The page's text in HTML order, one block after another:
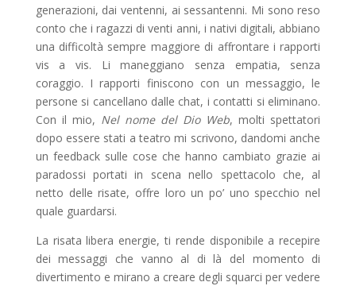
generazioni, dai ventenni, ai sessantenni. Mi sono reso
conto che i ragazzi di venti anni, i nativi digitali, abbiano
una difficoltà sempre maggiore di affrontare i rapporti
vis a vis. Li maneggiano senza empatia, senza
coraggio. I rapporti finiscono con un messaggio, le
persone si cancellano dalle chat, i contatti si eliminano.
Con il mio, Nel nome del Dio Web, molti spettatori
dopo essere stati a teatro mi scrivono, dandomi anche
un feedback sulle cose che hanno cambiato grazie ai
paradossi portati in scena nello spettacolo che, al
netto delle risate, offre loro un po’ uno specchio nel
quale guardarsi.
La risata libera energie, ti rende disponibile a recepire
dei messaggi che vanno al di là del momento di
divertimento e mirano a creare degli squarci per vedere